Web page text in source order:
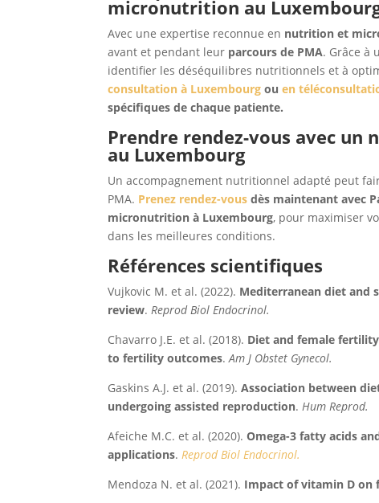
micronutrition au
Avec une expertise reconnue en nutrition et
avant et pendant leur parcours de PMA. Grâce à
identifier les déséquilibres nutritionnels et à
consultation à Luxembourg ouen
spécifiques de chaque patiente.
Prendre rendez-vous avec
au Luxembourg
Un accompagnement nutritionnel adapté peut
PMA. Prenez rendez-vousdès maintenant avec
micronutrition à Luxembourg, pour maximiser
dans les meilleures conditions.
Références scientifiques
Vujkovic M. et al. (2022). Mediterranean diet and
review.Reprod Biol Endocrinol.
Chavarro J.E. et al. (2018). Diet and female
to fertility outcomes.Am J Obstet Gynecol.
Gaskins A.J. et al. (2019).Association between
undergoing assisted reproduction.Hum Reprod.
Afeiche M.C. et al. (2020).Omega-3 fatty acids
applications.Reprod Biol Endocrinol.
Mendoza N. et al. (2021). Impact of vitamin D on